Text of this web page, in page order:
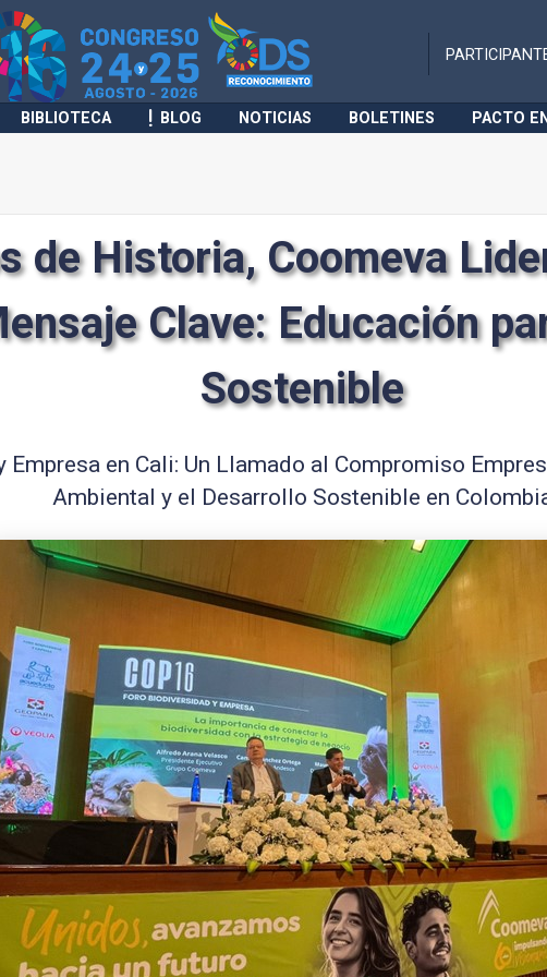
BIBLIOTECA BLOG NOTICIAS BOLETINES PACTO
de Historia, Coomeva
Clave: Educación
Sostenible
Empresa en Cali: Un Llamado al Compromiso
Ambiental y el Desarrollo Sostenible en